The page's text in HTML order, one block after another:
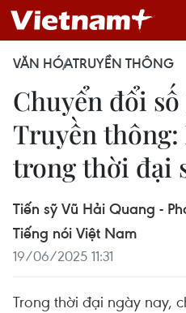
VĂN HÓATRUYỀN THÔNG
Chuyển đổi
Truyền thông:
trong thời đại
Tiến sỹ Vũ Hải Quang -
Tiếng nói Việt Nam
19/06/2025 11:31
Trong thời đại ngày nay,